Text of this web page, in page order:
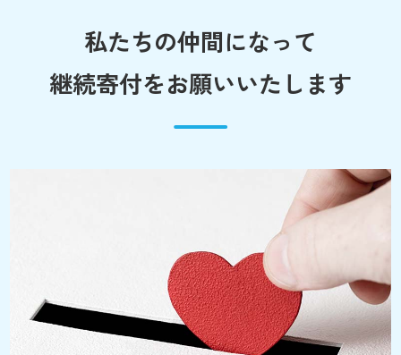
私たちの仲間になって
継続寄付をお願いいたします